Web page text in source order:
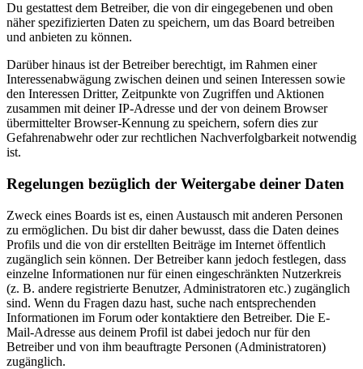
Du gestattest dem Betreiber, die von dir eingegebenen und oben
näher spezifizierten Daten zu speichern, um das Board betreiben
und anbieten zu können.
Darüber hinaus ist der Betreiber berechtigt, im Rahmen einer
Interessenabwägung zwischen deinen und seinen Interessen sowie
den Interessen Dritter, Zeitpunkte von Zugriffen und Aktionen
zusammen mit deiner IP-Adresse und der von deinem Browser
übermittelter Browser-Kennung zu speichern, sofern dies zur
Gefahrenabwehr oder zur rechtlichen Nachverfolgbarkeit notwendig
ist.
Regelungen bezüglich der Weitergabe deiner Daten
Zweck eines Boards ist es, einen Austausch mit anderen Personen
zu ermöglichen. Du bist dir daher bewusst, dass die Daten deines
Profils und die von dir erstellten Beiträge im Internet öffentlich
zugänglich sein können. Der Betreiber kann jedoch festlegen, dass
einzelne Informationen nur für einen eingeschränkten Nutzerkreis
(z. B. andere registrierte Benutzer, Administratoren etc.) zugänglich
sind. Wenn du Fragen dazu hast, suche nach entsprechenden
Informationen im Forum oder kontaktiere den Betreiber. Die E-
Mail-Adresse aus deinem Profil ist dabei jedoch nur für den
Betreiber und von ihm beauftragte Personen (Administratoren)
zugänglich.